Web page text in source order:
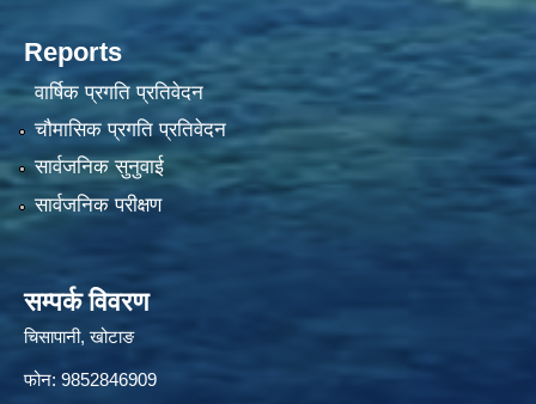
Reports
वार्षिक प्रगति प्रतिवेदन
चौमासिक प्रगति प्रतिवेदन
सार्वजनिक सुनुवाई
सार्वजनिक परीक्षण
सम्पर्क विवरण
चिसापानी, खोटाङ
फोन: 9852846909